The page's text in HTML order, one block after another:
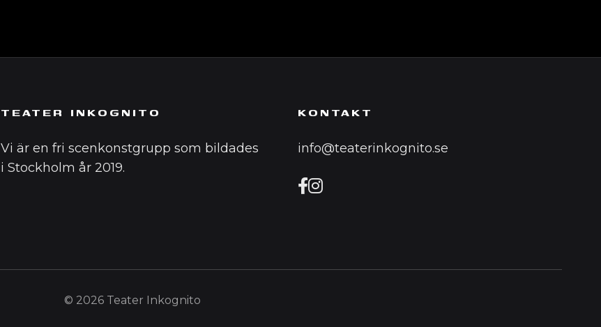
TEATER INKOGNITO
Vi är en fri scenkonstgrupp som bildades
i Stockholm år 2019.
KONTAKT
info@teaterinkognito.se
© 2026 Teater Inkognito